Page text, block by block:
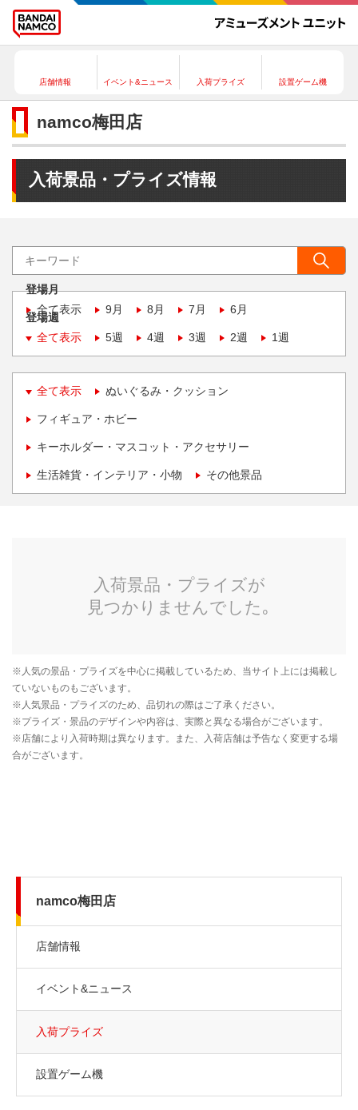
店舗情報 イベント&ニュース 入荷プライズ 設置ゲーム機
namco梅田店
入荷景品・プライズ情報
登場月
全て表示
9月 8月 7月 6月
登場週
全て表示
5週 4週 3週 2週 1週
全て表示 ぬいぐるみ・クッション
フィギュア・ホビー
キーホルダー・マスコット・アクセサリー
生活雑貨・インテリア・小物 その他景品
namco梅田店
店舗情報
イベント&ニュース
入荷プライズ
設置ゲーム機